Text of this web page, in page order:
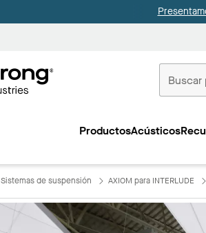
Inicio
ProductosAcústicos
Sistemas de suspensión AXIOM para INTERLUDE